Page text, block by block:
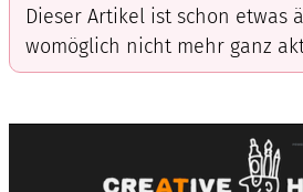
Dieser Artikel ist schon etwas
womöglich nicht mehr ganz